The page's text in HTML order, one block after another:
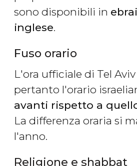
sono disponibili in
inglese.
Fuso orario
L'ora ufficiale di Tel Aviv
pertanto l'orario
avanti rispetto a
La differenza oraria si
l'anno.
Religione e shabbat